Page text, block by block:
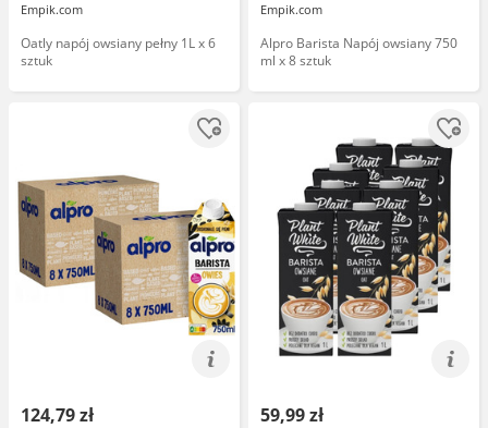
Empik.com
Oatly napój owsiany pełny 1L x 6
sztuk
Empik.com
Alpro Barista Napój owsiany 750
ml x 8 sztuk
124,79 zł 59,99 zł